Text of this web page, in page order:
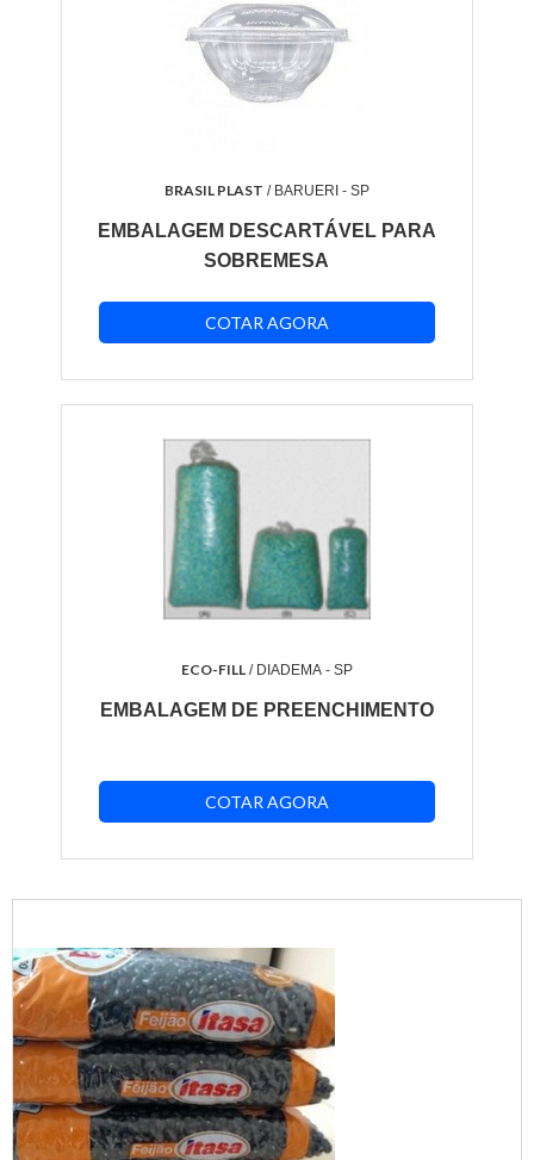
BRASIL PLAST / BARUERI - SP
EMBALAGEM DESCARTÁVEL PARA
SOBREMESA
COTAR AGORA
ECO-FILL/ DIADEMA - SP
EMBALAGEM DE PREENCHIMENTO
COTAR AGORA